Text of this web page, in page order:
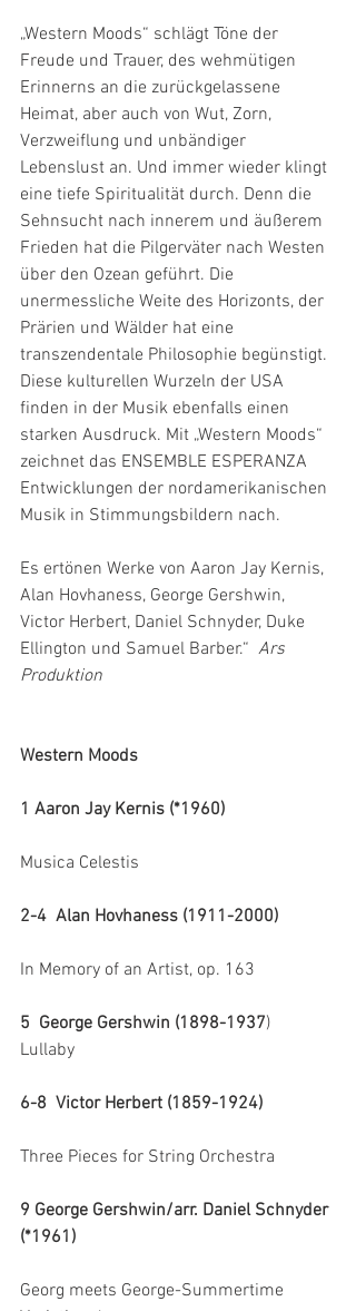
„Western Moods“ schlägt Töne der
Freude und Trauer, des wehmütigen
Erinnerns an die zurückgelassene
Heimat, aber auch von Wut, Zorn,
Verzweiflung und unbändiger
Lebenslust an. Und immer wieder klingt
eine tiefe Spiritualität durch. Denn die
Sehnsucht nach innerem und äußerem
Frieden hat die Pilgerväter nach Westen
über den Ozean geführt. Die
unermessliche Weite des Horizonts, der
Prärien und Wälder hat eine
transzendentale Philosophie begünstigt.
Diese kulturellen Wurzeln der USA
finden in der Musik ebenfalls einen
starken Ausdruck. Mit „Western Moods“
zeichnet das ENSEMBLE ESPERANZA
Entwicklungen der nordamerikanischen
Musik in Stimmungsbildern nach.
Es ertönen Werke von Aaron Jay Kernis,
Alan Hovhaness, George Gershwin,
Victor Herbert, Daniel Schnyder, Duke
Ellington und Samuel Barber.“ Ars
Produktion
Western Moods
1 Aaron Jay Kernis (*1960)
Musica Celestis
2-4  Alan Hovhaness (1911-2000)
In Memory of an Artist, op. 163
5  George Gershwin (1898-1937)
Lullaby
6-8  Victor Herbert (1859-1924)
Three Pieces for String Orchestra
9 George Gershwin/arr. Daniel Schnyder
(*1961)
Georg meets George-Summertime